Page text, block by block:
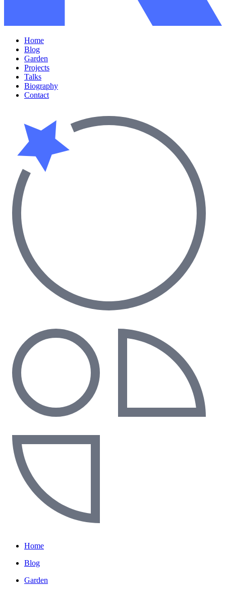
Home
Blog
Garden
Projects
Talks
Biography
Contact
Home
Blog
Garden